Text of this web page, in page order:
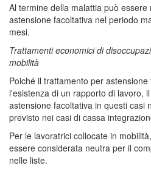
Al termine della malattia può
astensione facoltativa nel periodo
mesi.
Trattamenti economici di
mobilità
Poiché il trattamento per
l'esistenza di un rapporto di lavoro,
astensione facoltativa in questi casi
previsto nei casi di cassa
Per le lavoratrici collocate in
essere considerata neutra per il
nelle liste.